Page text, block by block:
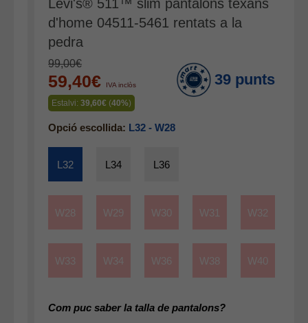
Mitjons
Pana dona
Roba interior
Levi's® 511™ slim pantalons texans
d'home 04511-5461 rentats a la
pedra
99,00€
59,40€ IVA inclòs
Estalvi: 39,60€ (40%)
39 punts
Opció escollida: L32 - W28
L32 L34 L36
W28 W29 W30 W31 W32
W33 W34 W36 W38 W40
Com puc saber la talla de pantalons?